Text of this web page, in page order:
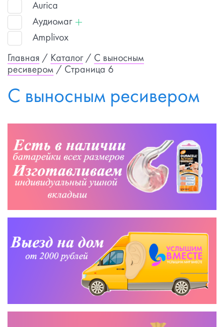
Aurica
Аудиомаг
Amplivox
Главная / Каталог/ С выносным
ресивером / Страница 6
С выносным ресивером